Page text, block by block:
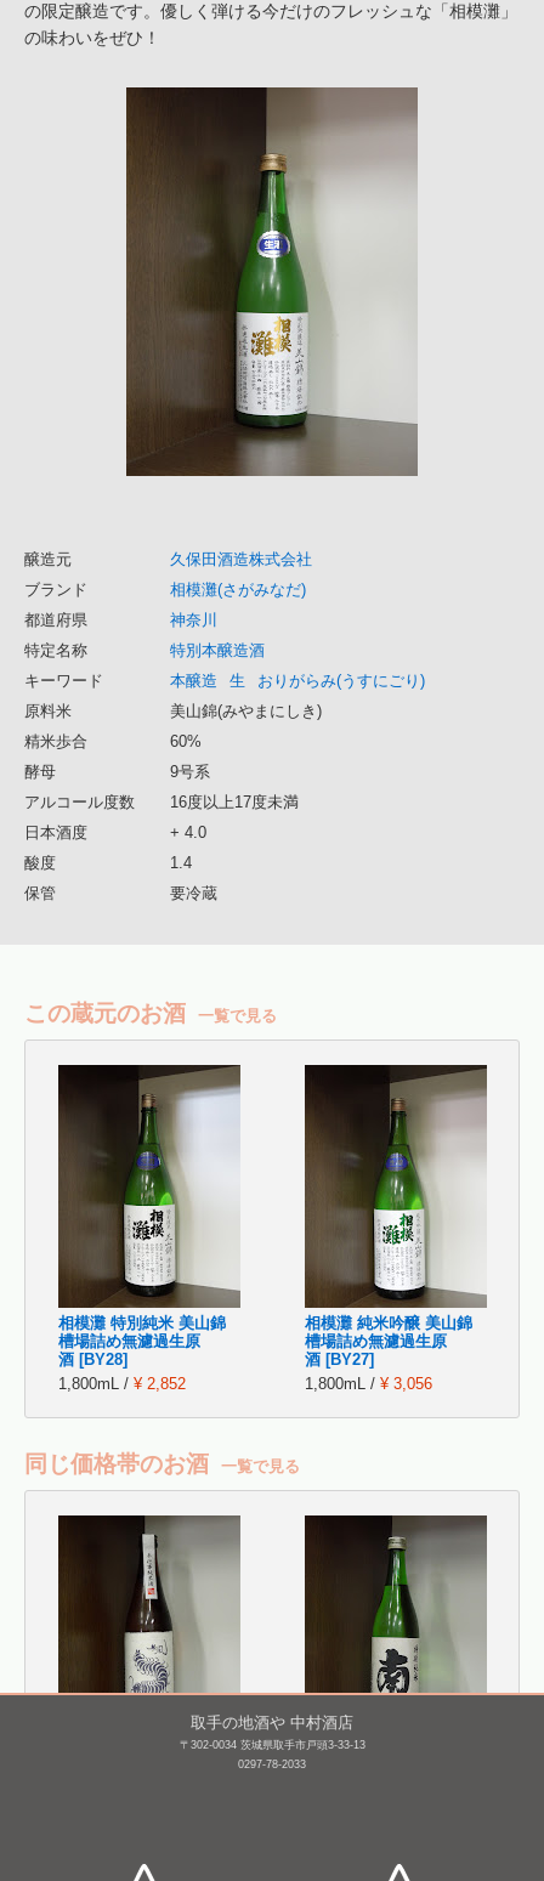
の限定醸造です。優しく弾ける今だけのフレッシュな「相模灘」
の味わいをぜひ！
醸造元
久保田酒造株式会社
ブランド
相模灘(さがみなだ)
都道府県
神奈川
特定名称
特別本醸造酒
キーワード
本醸造 生
おりがらみ(うすにごり)
原料米
美山錦(みやまにしき)
精米歩合
60%
酵母
9号系
アルコール度数
16度以上17度未満
日本酒度
+ 4.0
酸度
1.4
保管
要冷蔵
この蔵元のお酒 一覧で見る
相模灘 特別純米 美山錦
槽場詰め無濾過生原
酒 [BY28]
1,800mL / ¥ 2,852
相模灘 純米吟醸 美山錦
槽場詰め無濾過生原
酒 [BY27]
1,800mL / ¥ 3,056
同じ価格帯のお酒 一覧で見る
南 特別純米
取手の地酒や 中村酒店
〒302-0034 茨城県取手市戸頭3-33-13
0297-78-2033